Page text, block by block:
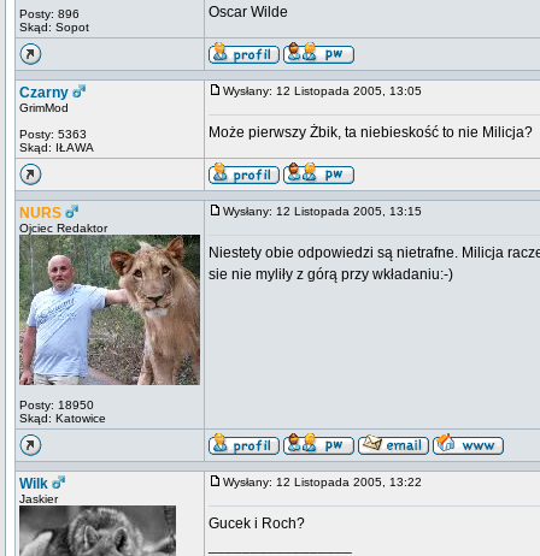
Posty: 896
Skąd: Sopot
Oscar Wilde
Czarny
GrimMod
Posty: 5363
Skąd: IŁAWA
Wysłany: 12 Listopada 2005, 13:05
Może pierwszy Żbik, ta niebieskość to nie Milicja?
NURS
Ojciec Redaktor
Posty: 18950
Skąd: Katowice
Wysłany: 12 Listopada 2005, 13:15
Niestety obie odpowiedzi są nietrafne. Milicja
sie nie myliły z górą przy wkładaniu:-)
Wilk
Jaskier
Wysłany: 12 Listopada 2005, 13:22
Gucek i Roch?